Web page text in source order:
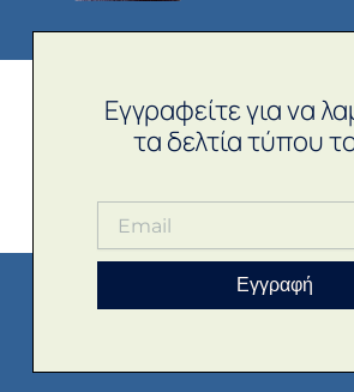
Εγγραφείτε για να
τα δελτία τύπου
Εγγραφή